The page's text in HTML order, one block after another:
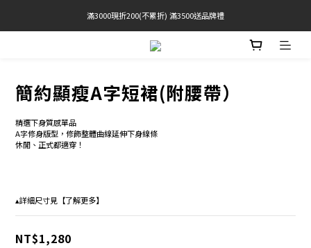
官網限定! 滿千免運(僅限台灣本島)
滿3000現折200(不累折) 滿3500送品牌禮
BRATOP專區買三送一 | 指定專區買一送一
簡約顯瘦A字短裙(附腰帶）
精選下身質感單品
A字修身版型，修飾整體曲線延伸下身線條
休閒、正式都適穿！
▴詳細尺寸見【了解更多】
NT$1,280